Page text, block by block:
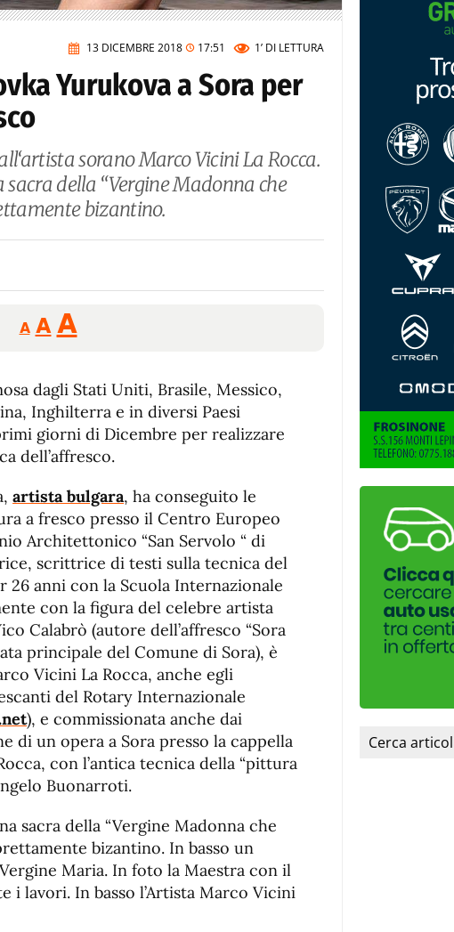
13 DICEMBRE 2018 17:51 1’ DI LETTURA
Yurukova a Sora per
sorano Marco Vicini La Rocca.
sacra della “Vergine Madonna che
bizantino.
A
Reducir
tamaño
A Restablecer
tamaño
de
fuente
AAumentar
de
fuente.
dagli Stati Uniti, Brasile, Messico,
Inghilterra e in diversi Paesi
giorni di Dicembre per realizzare
dell’affresco.
, artista bulgara, ha conseguito le
a fresco presso il Centro Europeo
Architettonico “San Servolo “ di
scrittrice di testi sulla tecnica del
anni con la Scuola Internazionale
con la figura del celebre artista
Calabrò (autore dell’affresco “Sora
principale del Comune di Sora), è
Vicini La Rocca, anche egli
del Rotary Internazionale
), e commissionata anche dai
di un opera a Sora presso la cappella
con l’antica tecnica della “pittura
Buonarroti.
sacra della “Vergine Madonna che
bizantino. In basso un
Maria. In foto la Maestra con il
i lavori. In basso l’Artista Marco Vicini